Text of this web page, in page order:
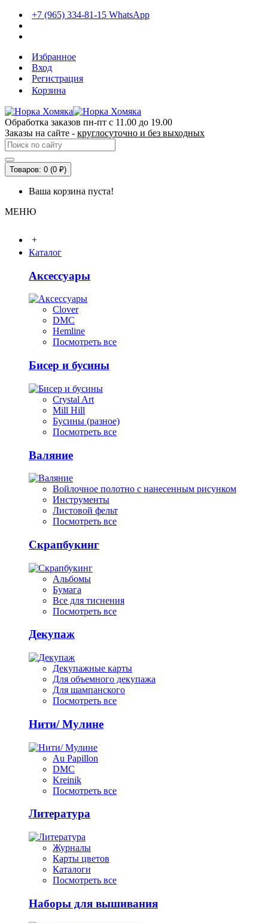
+7 (965) 334-81-15 WhatsApp
Избранное
Вход
Регистрация
Корзина
Обработка заказов пн-пт с 11.00 до 19.00
Заказы на сайте - круглосуточно и без выходных
Товаров: 0 (0 ₽)
Ваша корзина пуста!
МЕНЮ
+
Каталог
Аксессуары
Clover
DMC
Hemline
Посмотреть все
Бисер и бусины
Crystal Art
Mill Hill
Бусины (разное)
Посмотреть все
Валяние
Войлочное полотно с нанесенным рисунком
Инструменты
Листовой фельт
Посмотреть все
Скрапбукинг
Альбомы
Бумага
Все для тиснения
Посмотреть все
Декупаж
Декупажные карты
Для объемного декупажа
Для шампанского
Посмотреть все
Нити/ Мулине
Au Papillon
DMC
Kreinik
Посмотреть все
Литература
Журналы
Карты цветов
Каталоги
Посмотреть все
Наборы для вышивания